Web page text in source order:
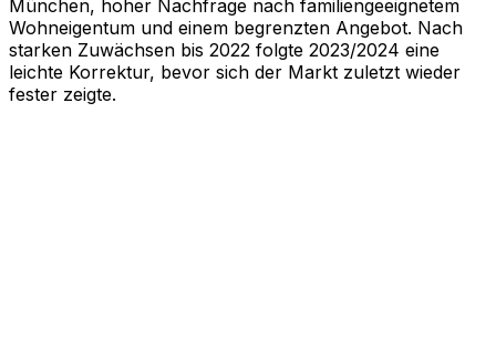
München, hoher Nachfrage nach familiengeeignetem
Wohneigentum und einem begrenzten Angebot. Nach
starken Zuwächsen bis 2022 folgte 2023/2024 eine
leichte Korrektur, bevor sich der Markt zuletzt wieder
fester zeigte.